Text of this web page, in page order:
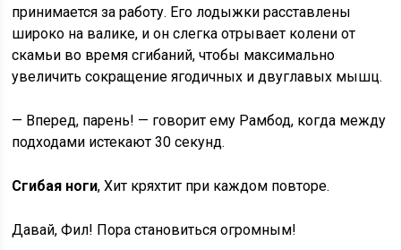
принимается за работу. Его лодыжки расставлены
широко на валике, и он слегка отрывает колени от
скамьи во время сгибаний, чтобы максимально
увеличить сокращение ягодичных и двуглавых мышц.
— Вперед, парень! — говорит ему Рамбод, когда между
подходами истекают 30 секунд.
Сгибая ноги, Хит кряхтит при каждом повторе.
Давай, Фил! Пора становиться огромным!